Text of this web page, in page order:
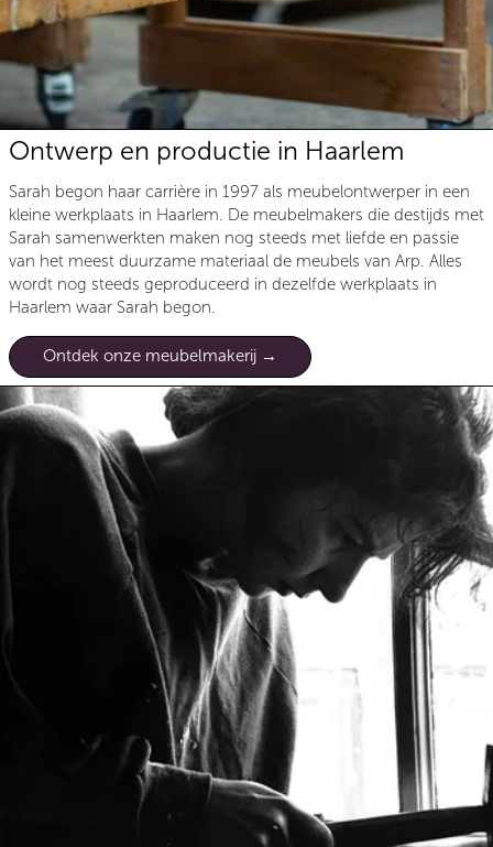
Ontwerp en productie in Haarlem
Sarah begon haar carrière in 1997 als meubelontwerper in een
kleine werkplaats in Haarlem. De meubelmakers die destijds met
Sarah samenwerkten maken nog steeds met liefde en passie
van het meest duurzame materiaal de meubels van Arp. Alles
wordt nog steeds geproduceerd in dezelfde werkplaats in
Haarlem waar Sarah begon.
Ontdek onze meubelmakerij